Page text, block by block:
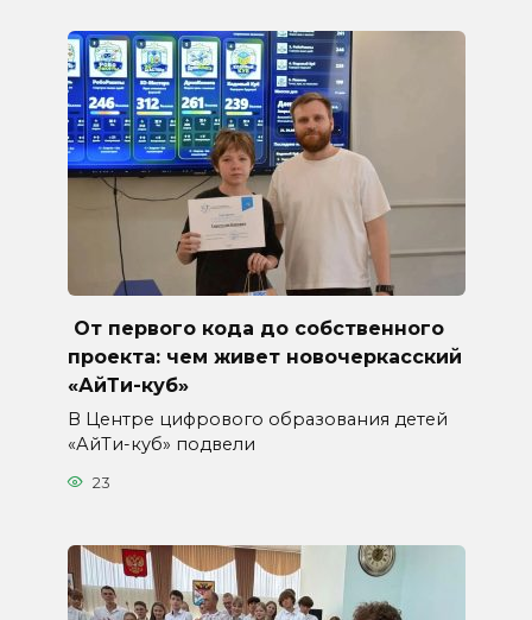
От первого кода до собственного
проекта: чем живет новочеркасский
«АйТи-куб»
В Центре цифрового образования детей
«АйТи-куб» подвели
23